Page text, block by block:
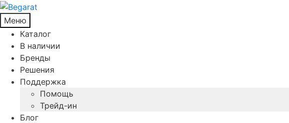
Меню
Каталог
В наличии
Бренды
Решения
Поддержка
Помощь
Трейд-ин
Блог